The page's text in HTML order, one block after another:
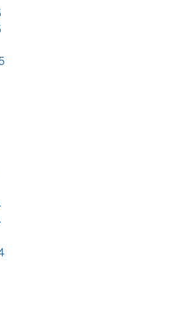
রহমান ক্ষমতায় থাকবেন না, পতন
গেছে: পাটওয়ারী